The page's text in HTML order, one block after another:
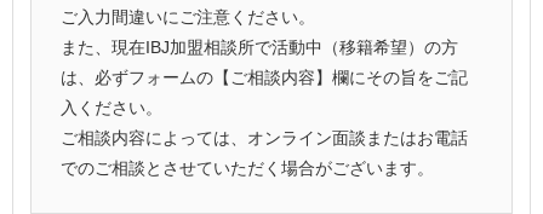
ご入力間違いにご注意ください。
また、現在IBJ加盟相談所で活動中（移籍希望）の方
は、必ずフォームの【ご相談内容】欄にその旨をご記
入ください。
ご相談内容によっては、オンライン面談またはお電話
でのご相談とさせていただく場合がございます。